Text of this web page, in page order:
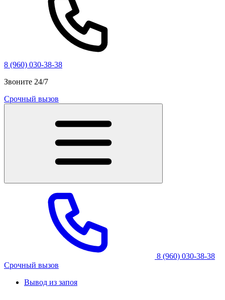
8 (960) 030-38-38
Звоните 24/7
Срочный вызов
8 (960) 030-38-38
Срочный вызов
Вывод из запоя